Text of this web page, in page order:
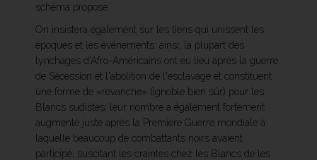
schéma proposé.
On insistera également sur les liens qui unissent les
époques et les événements: ainsi, la plupart des
lynchages d'Afro-Américains ont eu lieu après la guerre
de Sécession et l'abolition de l'esclavage et constituent
une forme de «revanche» (ignoble bien sûr) pour les
Blancs sudistes; leur nombre a également fortement
augmenté juste après la Première Guerre mondiale à
laquelle beaucoup de combattants noirs avaient
participé, suscitant les craintes chez les Blancs de les